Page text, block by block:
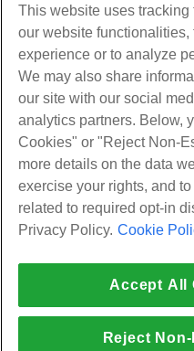
Producten
Web hosting
Zakelijke hosting
White Label-wederverkoper
Beheerde Linux VPS
Onbeheerde Windows VPS
Cloud Servers
Load Balancers
Diensten
Website-migraties
Gemeenschap
Productdocumentatie
Tutorials
Bedrijf
Over ons
Neem contact op
druk op
Affiliate-programma
Politie
Partnerovereenkomst
Ondersteuning
Live chat met ons
Open een
© 2010-2026
This website uses
our website functionalities,
experience or to analyze
We may also share
our site with our social
analytics partners. Below,
Cookies" or "Reject Non-
more details on the data
exercise your rights, and
related to required opt-in
Privacy Policy. Cookie
Accept All
Reject